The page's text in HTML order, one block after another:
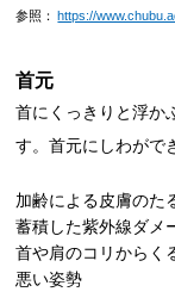
参照： https://
首元
首にくっきりと浮か
す。首元にしわがで
加齢による皮膚のた
蓄積した紫外線ダメ
首や肩のコリからく
悪い姿勢